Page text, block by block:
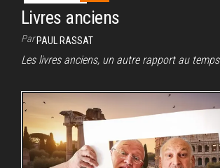
Livres anciens
ParPAUL RASSAT
Les livres anciens, un autre rapport au temps